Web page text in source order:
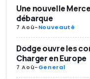
Une nouvelle
débarque
7 Aoû-Nouveauté
Dodge ouvre les
Charger en Europe
7 Aoû-General